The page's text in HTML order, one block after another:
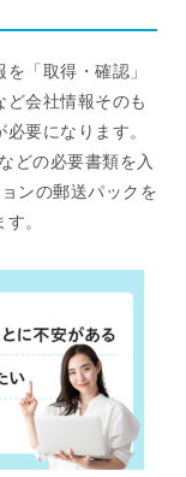
「取得・確認」
会社情報そのも
要になります。
どの必要書類を入
ンの郵送パックを
。